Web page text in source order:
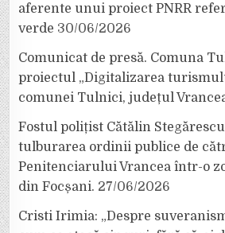
aferente unui proiect PNRR
verde 30/06/2026
Comunicat de presă. Comuna
proiectul „Digitalizarea
comunei Tulnici, județul
Fostul polițist Cătălin
tulburarea ordinii publice de
Penitenciarului Vrancea într-o
din Focșani. 27/06/2026
Cristi Irimia: „Despre